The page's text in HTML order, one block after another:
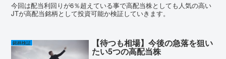
今回は配当利回りが6％超えている事で高配当株としても人気の高い
JTが高配当銘柄として投資可能か検証していきます。
銘柄検証 【待つも相場】今後の急落を狙い
たい5つの高配当株